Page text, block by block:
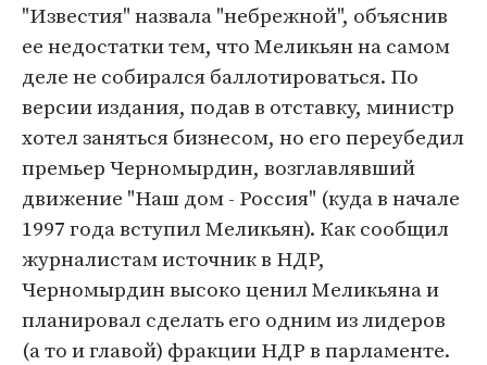
"Известия" назвала "небрежной", объяснив
ее недостатки тем, что Меликьян на самом
деле не собирался баллотироваться. По
версии издания, подав в отставку, министр
хотел заняться бизнесом, но его переубедил
премьер Черномырдин, возглавлявший
движение "Наш дом - Россия" (куда в начале
1997 года вступил Меликьян). Как сообщил
журналистам источник в НДР,
Черномырдин высоко ценил Меликьяна и
планировал сделать его одним из лидеров
(а то и главой) фракции НДР в парламенте.